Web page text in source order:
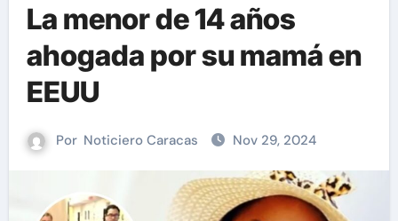
La menor de 14 años
ahogada por su mamá en
EEUU
Por Noticiero Caracas Nov 29, 2024